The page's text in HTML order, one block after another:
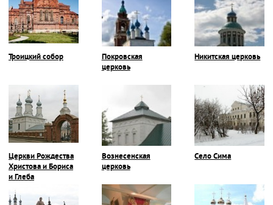
Троицкий собор
Покровская
церковь
Никитская церковь
Церкви Рождества
Христова и Бориса
и Глеба
Вознесенская
церковь
Село Сима